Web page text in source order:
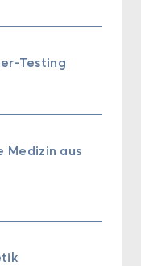
Testing
Me­di­zin aus